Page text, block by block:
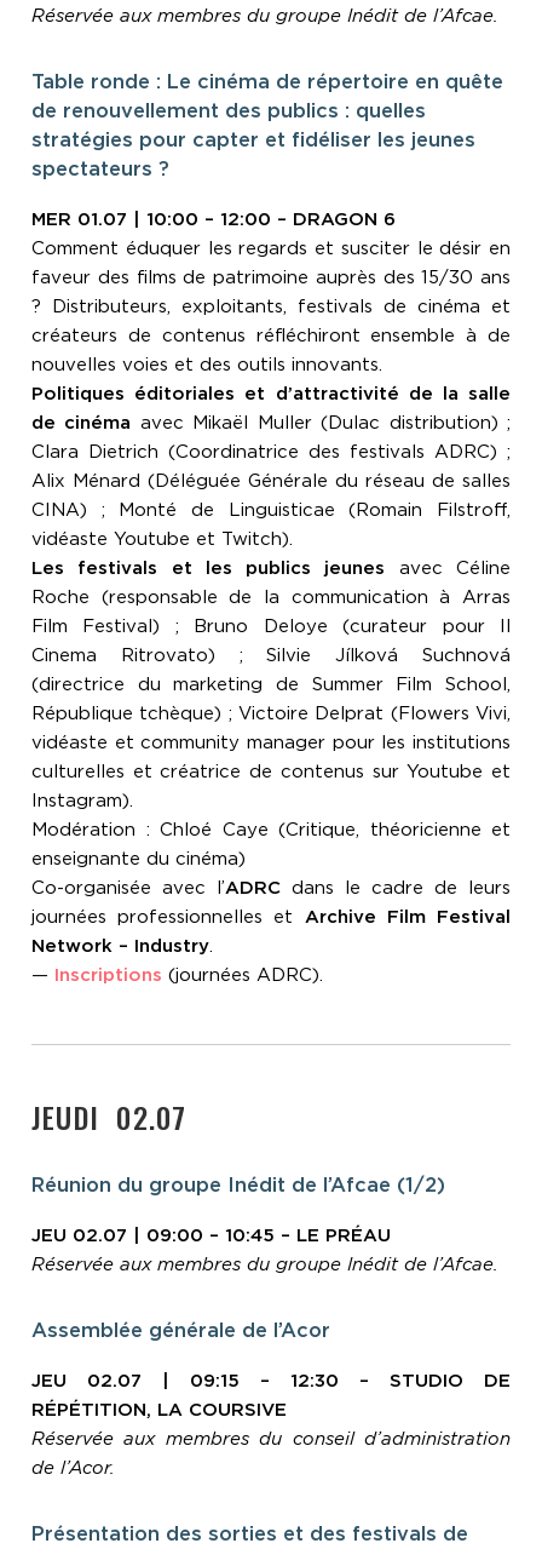
Réservée aux membres du groupe Inédit de l’Afcae.
Table ronde : Le cinéma de répertoire en quête
de renouvellement des publics : quelles
stratégies pour capter et fidéliser les jeunes
spectateurs ?
MER 01.07 | 10:00 – 12:00 – DRAGON 6
Comment éduquer les regards et susciter le désir en
faveur des films de patrimoine auprès des 15/30 ans
? Distributeurs, exploitants, festivals de cinéma et
créateurs de contenus réfléchiront ensemble à de
nouvelles voies et des outils innovants.
Politiques éditoriales et d’attractivité de la salle
de cinéma avec Mikaël Muller (Dulac distribution) ;
Clara Dietrich (Coordinatrice des festivals ADRC) ;
Alix Ménard (Déléguée Générale du réseau de salles
CINA) ; Monté de Linguisticae (Romain Filstroff,
vidéaste Youtube et Twitch).
Les festivals et les publics jeunes avec Céline
Roche (responsable de la communication à Arras
Film Festival) ; Bruno Deloye (curateur pour Il
Cinema Ritrovato) ; Silvie Jílková Suchnová
(directrice du marketing de Summer Film School,
République tchèque) ; Victoire Delprat (Flowers Vivi,
vidéaste et community manager pour les institutions
culturelles et créatrice de contenus sur Youtube et
Instagram).
Modération : Chloé Caye (Critique, théoricienne et
enseignante du cinéma)
Co-organisée avec l’ADRC dans le cadre de leurs
journées professionnelles et Archive Film Festival
Network – Industry.
— Inscriptions (journées ADRC).
JEUDI 02.07
Réunion du groupe Inédit de l’Afcae (1/2)
JEU 02.07 | 09:00 – 10:45 – LE PRÉAU
Réservée aux membres du groupe Inédit de l’Afcae.
Assemblée générale de l’Acor
JEU 02.07 | 09:15 – 12:30 – STUDIO DE
RÉPÉTITION, LA COURSIVE
Réservée aux membres du conseil d’administration
de l’Acor.
Présentation des sorties et des festivals de